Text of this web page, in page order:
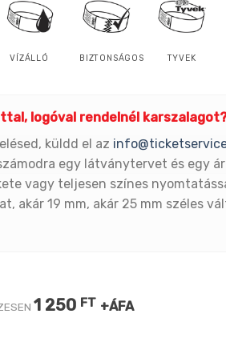
VÍZÁLLÓ BIZTONSÁGOS TYVEK
logóval rendelnél
küldd el az
egy látványtervet és egy
vagy teljesen színes
akár 19 mm, akár 25 mm széles
1 250 FT +ÁFA